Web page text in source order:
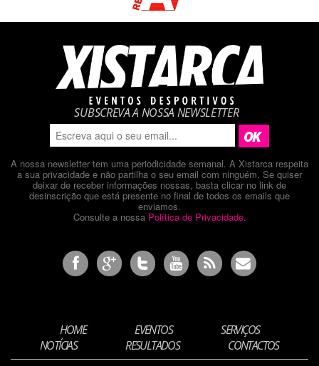
SUBSCREVA A NOSSA NEWSLETTER
A nossa newsletter tem uma periodicidade semanal. A Xistarca respeita
a sua privacidade e não partilha o seu email com ninguém. Se quiser
deixar de receber informações nossas, basta clicar no link de
desinscrição que está presente no final de todos os emails que
enviamos.
Consulte a nossa Política de Privacidade.
HOME EVENTOS
SERVIÇOS
NOTÍCIAS
RESULTADOS CONTACTOS